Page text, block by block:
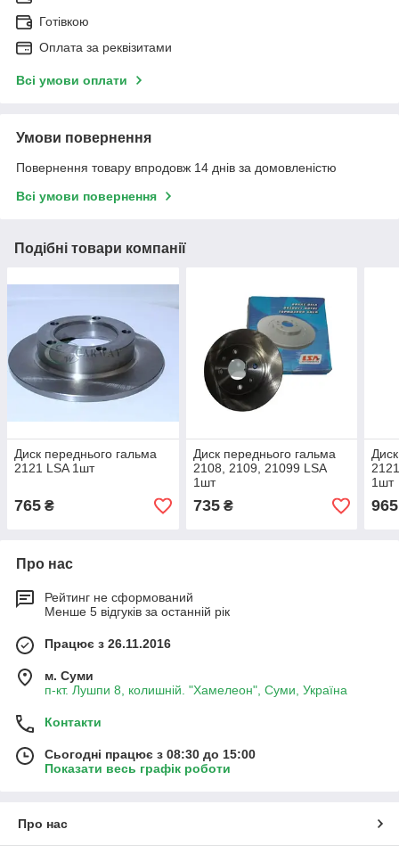
Готівкою
Оплата за реквізитами
Всі умови оплати
Умови повернення
Повернення товару впродовж 14 днів за домовленістю
Всі умови повернення
Подібні товари компанії
Диск переднього гальма
2121 LSA 1шт
765 ₴
Диск переднього гальма
2108, 2109, 21099 LSA
1шт
735₴
1шт
965
Про нас
Рейтинг не сформований
Менше 5 відгуків за останній рік
Працює з 26.11.2016
м. Суми
п-кт. Лушпи 8, колишній. "Хамелеон", Суми, Україна
Контакти
Сьогодні працює з 08:30 до 15:00
Показати весь графік роботи
Про нас